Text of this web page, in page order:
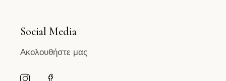
Social Media
Ακολουθήστε μας